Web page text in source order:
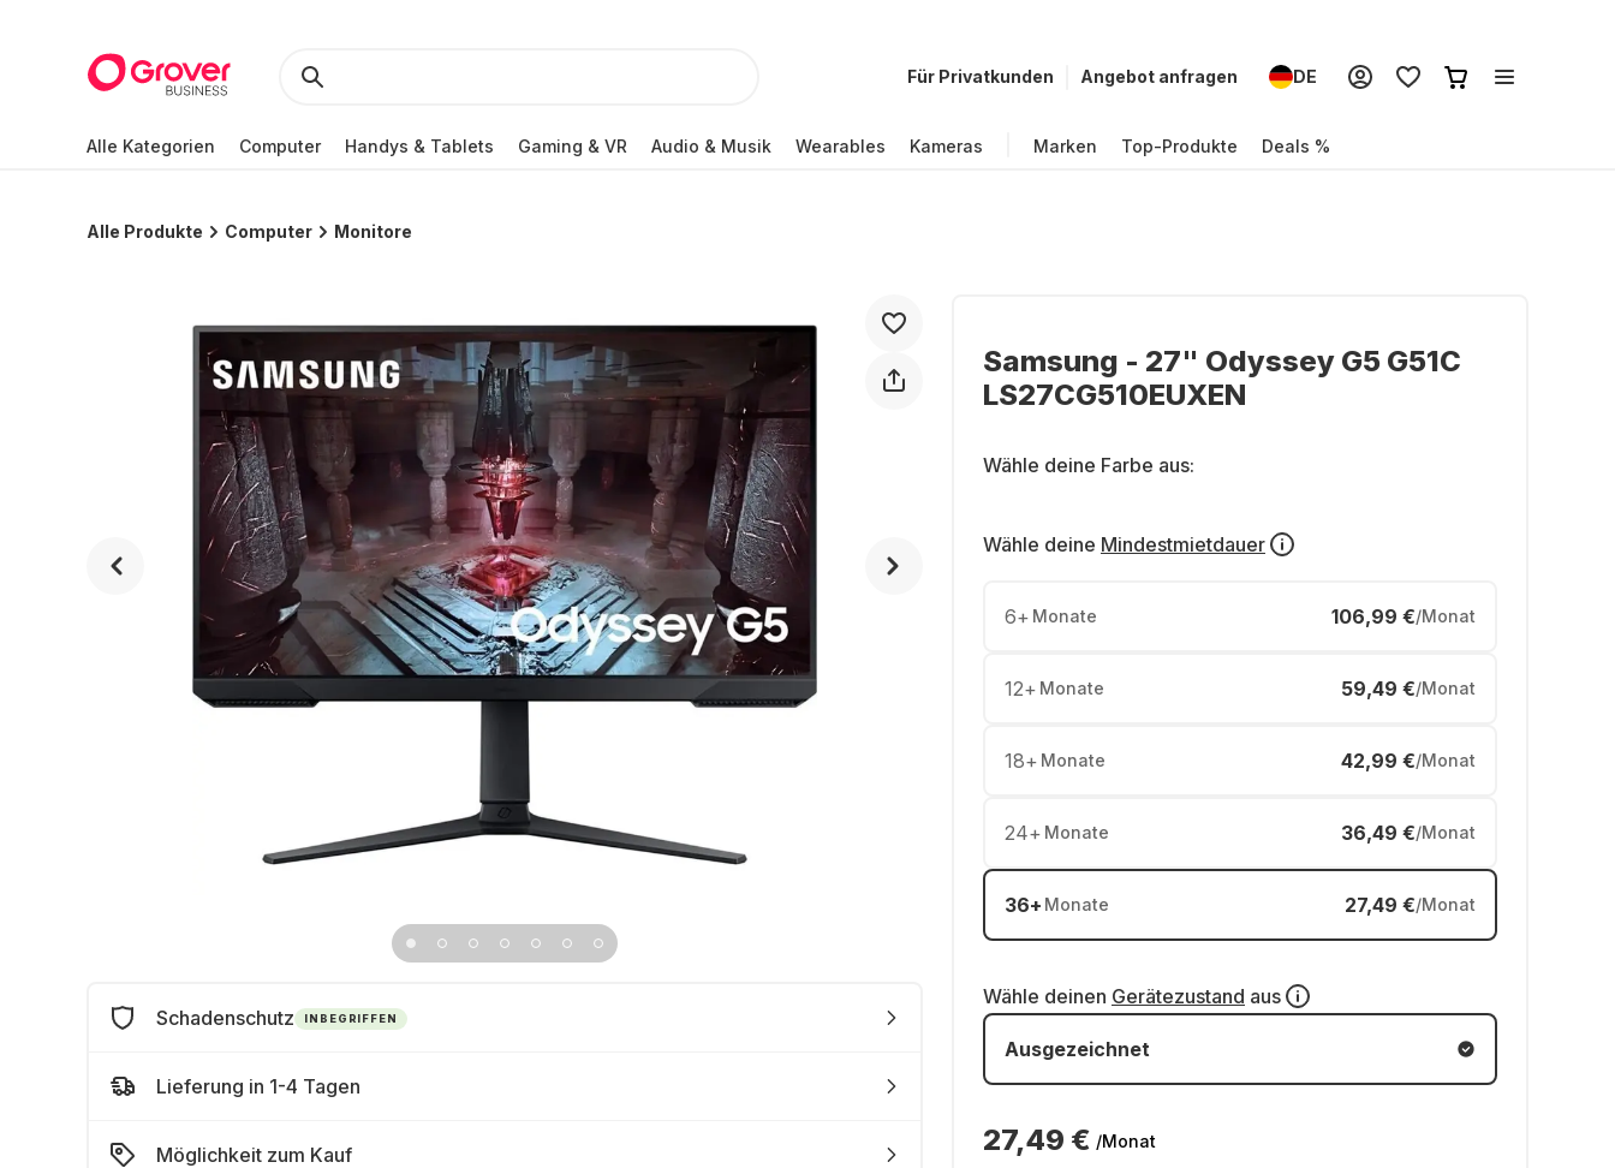
Für Privatkunden Angebot anfragen DE
Alle Kategorien Computer Handys & Tablets Gaming & VR Audio & Musik Wearables Kameras Marken Top-Produkte Deals %
Alle Produkte Computer Monitore
Samsung - 27" Odyssey G5 G51C
LS27CG510EUXEN
Wähle deine Farbe aus:
Wähle deine Mindestmietdauer
6+ Monate 106,99 €/Monat
12+ Monate 59,49 €/Monat
18+ Monate 42,99 €/Monat
24+ Monate 36,49 €/Monat
36+ Monate 27,49 €/Monat
Wähle deinen Gerätezustand aus
Ausgezeichnet
27,49 € /Monat
Schadenschutz INBEGRIFFEN
Lieferung in 1-4 Tagen
Möglichkeit zum Kauf